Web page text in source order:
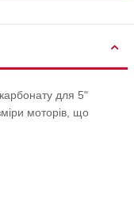
для 5"
моторів, що